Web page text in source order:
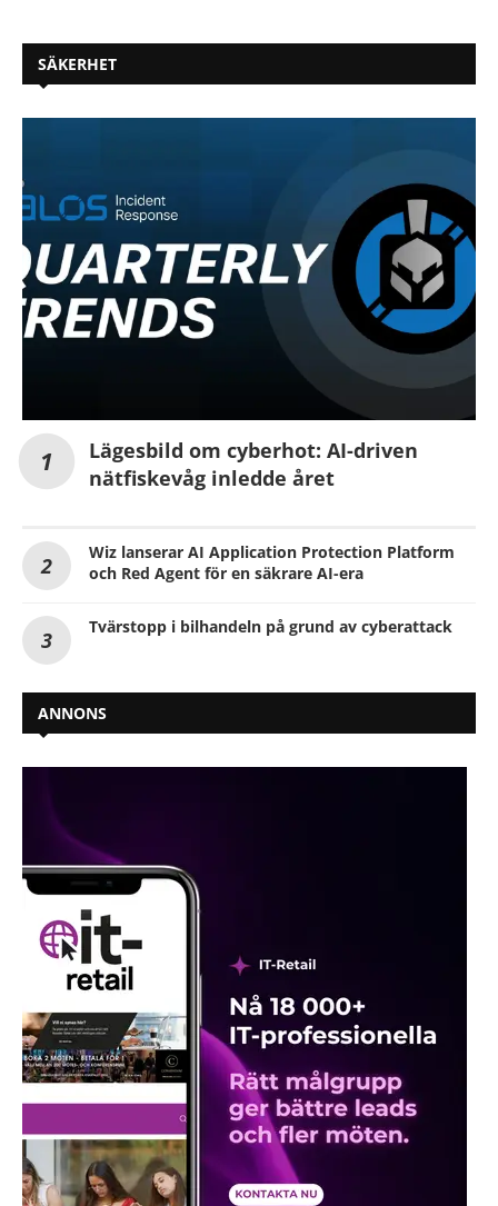
SÄKERHET
Lägesbild om cyberhot: AI-driven
nätfiskevåg inledde året
Wiz lanserar AI Application Protection Platform
och Red Agent för en säkrare AI-era
Tvärstopp i bilhandeln på grund av cyberattack
ANNONS